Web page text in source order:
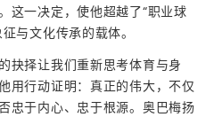
这一决定，使他超越了“职业球
与文化传承的载体。
抉择让我们重新思考体育与身
用行动证明：真正的伟大，不仅
忠于内心、忠于根源。奥巴梅扬